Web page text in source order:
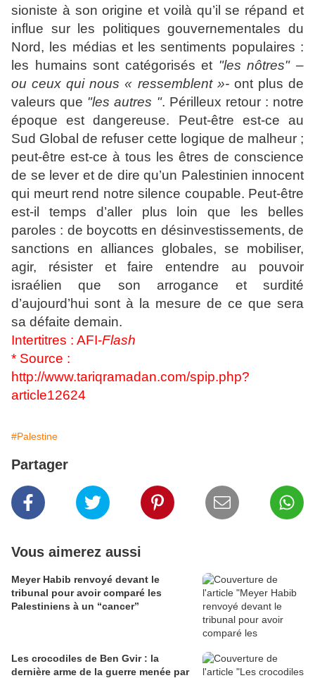
sioniste à son origine et voilà qu’il se répand et
influe sur les politiques gouvernementales du
Nord, les médias et les sentiments populaires :
les humains sont catégorisés et "les nôtres" –
ou ceux qui nous « ressemblent »-ont plus de
valeurs que "les autres ". Périlleux retour : notre
époque est dangereuse. Peut-être est-ce au
Sud Global de refuser cette logique de malheur ;
peut-être est-ce à tous les êtres de conscience
de se lever et de dire qu’un Palestinien innocent
qui meurt rend notre silence coupable. Peut-être
est-il temps d’aller plus loin que les belles
paroles : de boycotts en désinvestissements, de
sanctions en alliances globales, se mobiliser,
agir, résister et faire entendre au pouvoir
israélien que son arrogance et surdité
d’aujourd’hui sont à la mesure de ce que sera
sa défaite demain.
Intertitres : AFI-Flash
* Source :
http://www.tariqramadan.com/spip.php?
article12624
#Palestine
Partager
Vous aimerez aussi
Meyer Habib renvoyé devant le
tribunal pour avoir comparé les
Palestiniens à un “cancer”
Les crocodiles de Ben Gvir : la
dernière arme de la guerre menée par